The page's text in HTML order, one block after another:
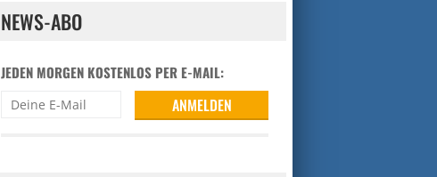
NEWS-ABO
JEDEN MORGEN KOSTENLOS PER E-MAIL: